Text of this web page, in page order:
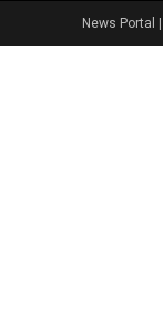
News Portal